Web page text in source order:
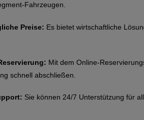
Fahrzeugen.
Preise: Es bietet wirtschaftliche
Mit dem Online-
schnell abschließen.
Sie können 24/7 Unterstützung für